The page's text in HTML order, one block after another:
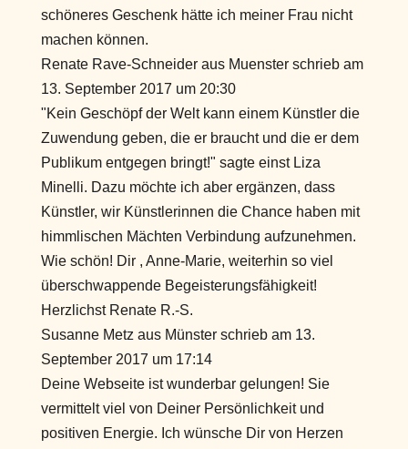
schöneres Geschenk hätte ich meiner Frau nicht
machen können.
Renate Rave-Schneider aus Muenster schrieb am
13. September 2017 um 20:30
"Kein Geschöpf der Welt kann einem Künstler die
Zuwendung geben, die er braucht und die er dem
Publikum entgegen bringt!" sagte einst Liza
Minelli. Dazu möchte ich aber ergänzen, dass
Künstler, wir Künstlerinnen die Chance haben mit
himmlischen Mächten Verbindung aufzunehmen.
Wie schön! Dir , Anne-Marie, weiterhin so viel
überschwappende Begeisterungsfähigkeit!
Herzlichst Renate R.-S.
Susanne Metz aus Münster schrieb am13.
September 2017 um 17:14
Deine Webseite ist wunderbar gelungen! Sie
vermittelt viel von Deiner Persönlichkeit und
positiven Energie. Ich wünsche Dir von Herzen